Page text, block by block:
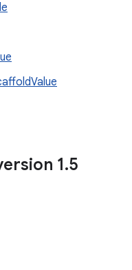
1.5